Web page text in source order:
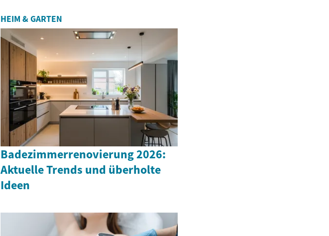
HEIM & GARTEN
Badezimmerrenovierung 2026:
Aktuelle Trends und überholte
Ideen